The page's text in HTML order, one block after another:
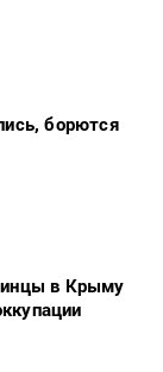
борются
в Крыму